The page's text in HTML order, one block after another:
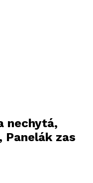
nechytá,
Panelák zas